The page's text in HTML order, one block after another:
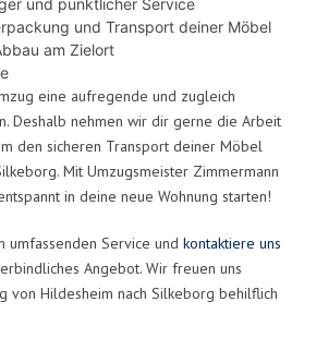
und pünktlicher Service
und Transport deiner Möbel
am Zielort
eine aufregende und zugleich
Deshalb nehmen wir dir gerne die Arbeit
den sicheren Transport deiner Möbel
Mit Umzugsmeister Zimmermann
in deine neue Wohnung starten!
umfassenden Service und kontaktiere uns
Angebot. Wir freuen uns
von Hildesheim nach Silkeborg behilflich